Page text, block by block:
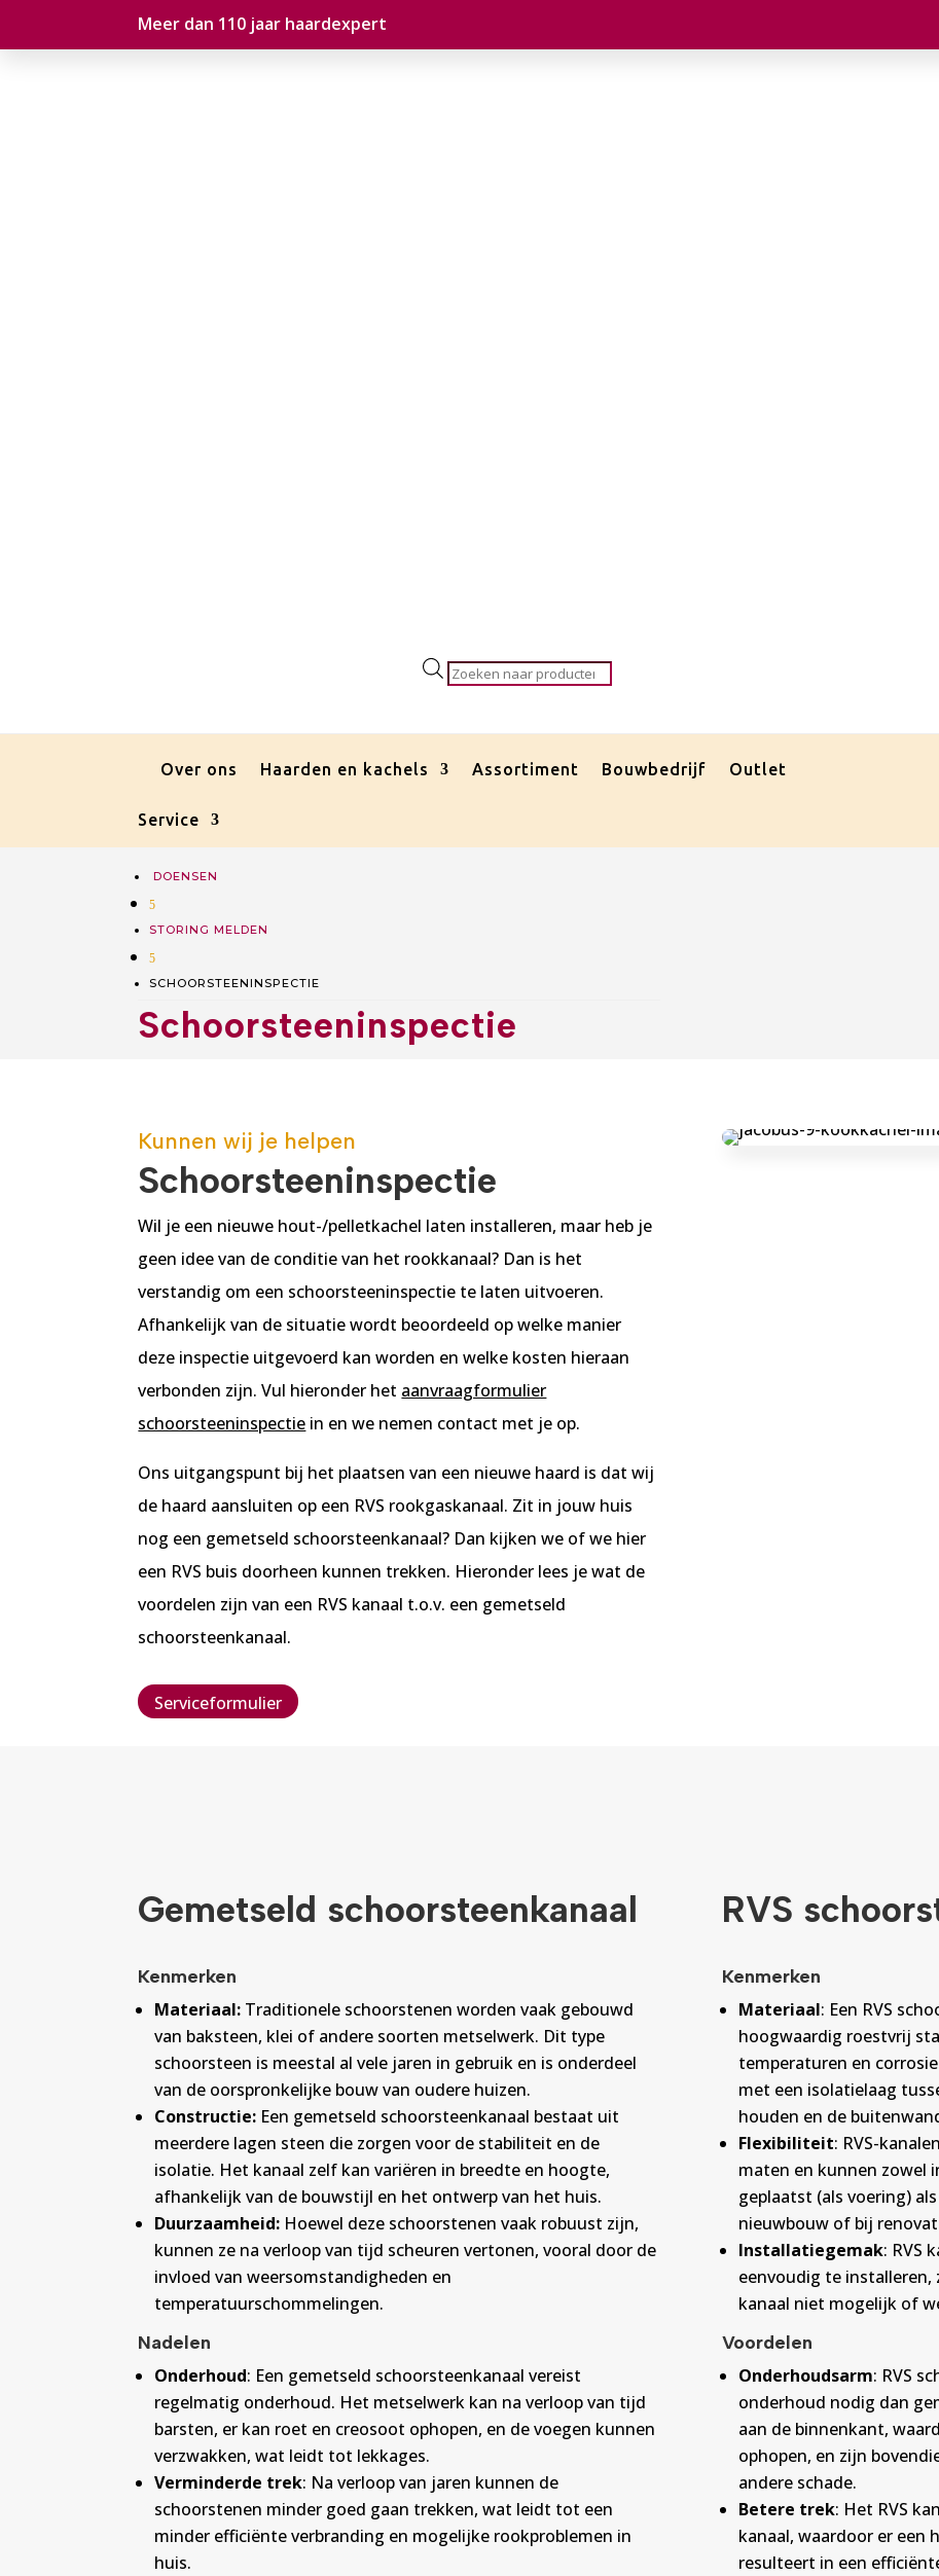
Meer dan 110 jaar haardexpert
Producten
Over ons Haarden en kachels Assortiment Bouwbedrijf Outlet
Service
DOENSEN
5
STORING MELDEN
5
SCHOORSTEENINSPECTIE
Schoorsteeninspectie
Kunnen wij je helpen
Schoorsteeninspectie
Wil je een nieuwe hout-/pelletkachel laten installeren, maar heb je
geen idee van de conditie van het rookkanaal? Dan is het
verstandig om een schoorsteeninspectie te laten uitvoeren.
Afhankelijk van de situatie wordt beoordeeld op welke manier
deze inspectie uitgevoerd kan worden en welke kosten hieraan
verbonden zijn. Vul hieronder het aanvraagformulier
schoorsteeninspectie in en we nemen contact met je op.
Ons uitgangspunt bij het plaatsen van een nieuwe haard is dat wij
de haard aansluiten op een RVS rookgaskanaal. Zit in jouw huis
nog een gemetseld schoorsteenkanaal? Dan kijken we of we hier
een RVS buis doorheen kunnen trekken. Hieronder lees je wat de
voordelen zijn van een RVS kanaal t.o.v. een gemetseld
schoorsteenkanaal.
Serviceformulier
Gemetseld schoorsteenkanaal
Kenmerken
Materiaal: Traditionele schoorstenen worden vaak gebouwd
van baksteen, klei of andere soorten metselwerk. Dit type
schoorsteen is meestal al vele jaren in gebruik en is onderdeel
van de oorspronkelijke bouw van oudere huizen.
Constructie: Een gemetseld schoorsteenkanaal bestaat uit
meerdere lagen steen die zorgen voor de stabiliteit en de
isolatie. Het kanaal zelf kan variëren in breedte en hoogte,
afhankelijk van de bouwstijl en het ontwerp van het huis.
Duurzaamheid: Hoewel deze schoorstenen vaak robuust zijn,
kunnen ze na verloop van tijd scheuren vertonen, vooral door de
invloed van weersomstandigheden en
temperatuurschommelingen.
Nadelen
Onderhoud: Een gemetseld schoorsteenkanaal vereist
regelmatig onderhoud. Het metselwerk kan na verloop van tijd
barsten, er kan roet en creosoot ophopen, en de voegen kunnen
verzwakken, wat leidt tot lekkages.
Verminderde trek: Na verloop van jaren kunnen de
schoorstenen minder goed gaan trekken, wat leidt tot een
minder efficiënte verbranding en mogelijke rookproblemen in
huis.
RVS
Kenmerken
Materiaal: Een RVS
hoogwaardig roestvrij
temperaturen en
met een isolatielaag
houden en de
Flexibiliteit: RVS-
maten en kunnen zowel
geplaatst (als voering)
nieuwbouw of bij
Installatiegemak: RVS
eenvoudig te
kanaal niet mogelijk of
Voordelen
Onderhoudsarm: RVS
onderhoud nodig dan
aan de binnenkant,
ophopen, en zijn
andere schade.
Betere trek: Het RVS
kanaal, waardoor er
resulteert in een